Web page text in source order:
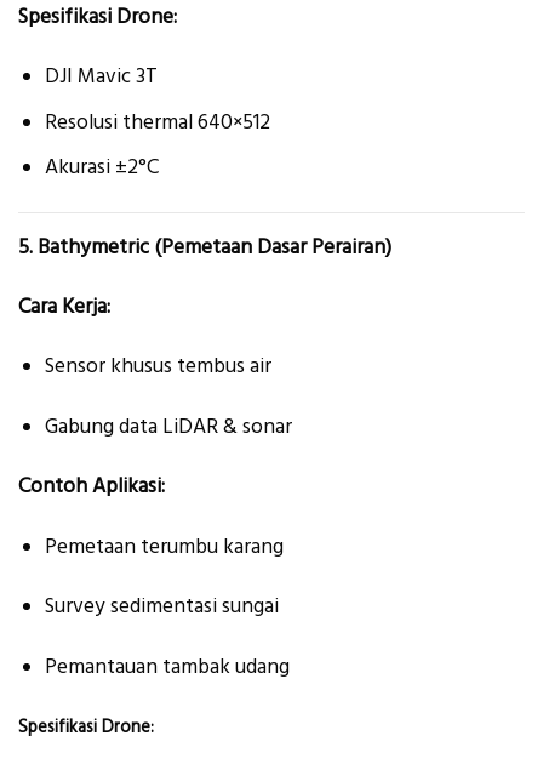
Spesifikasi Drone:
DJI Mavic 3T
Resolusi thermal 640×512
Akurasi ±2°C
5. Bathymetric (Pemetaan Dasar Perairan)
Cara Kerja:
Sensor khusus tembus air
Gabung data LiDAR & sonar
Contoh Aplikasi:
Pemetaan terumbu karang
Survey sedimentasi sungai
Pemantauan tambak udang
Spesifikasi Drone: